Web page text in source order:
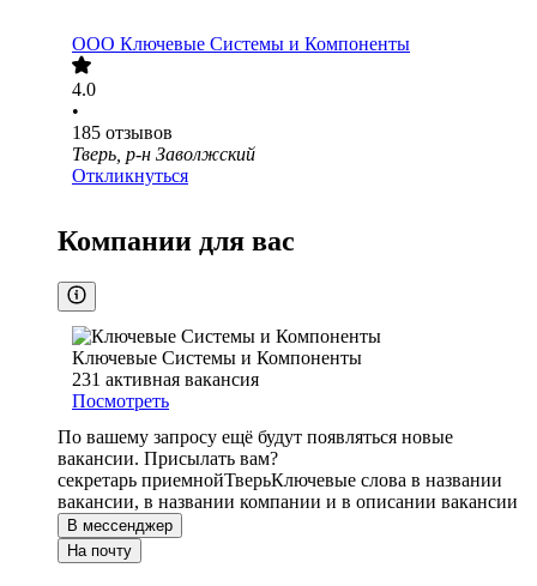
ООО Ключевые Системы и Компоненты
4.0
•
185 отзывов
Тверь, р-н Заволжский
Откликнуться
Компании для вас
Ключевые Системы и Компоненты
231 активная вакансия
Посмотреть
По вашему запросу ещё будут появляться новые
вакансии. Присылать вам?
секретарь приемнойТверьКлючевые слова в названии
вакансии, в названии компании и в описании вакансии
В мессенджер
На почту